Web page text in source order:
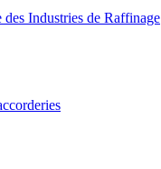
Industries de Raffinage